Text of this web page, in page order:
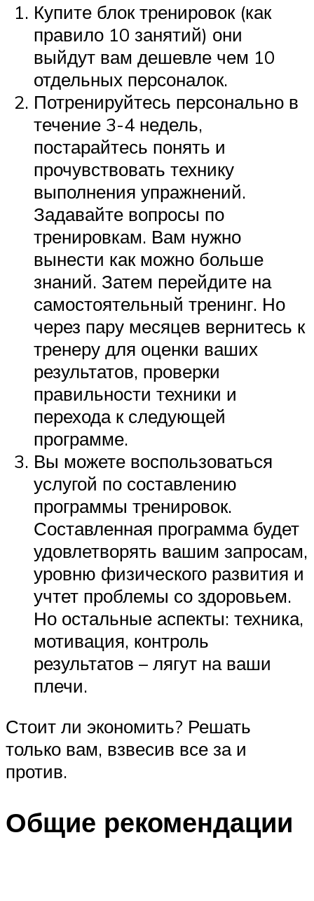
Купите блок тренировок (как
правило 10 занятий) они
выйдут вам дешевле чем 10
отдельных персоналок.
Потренируйтесь персонально в
течение 3-4 недель,
постарайтесь понять и
прочувствовать технику
выполнения упражнений.
Задавайте вопросы по
тренировкам. Вам нужно
вынести как можно больше
знаний. Затем перейдите на
самостоятельный тренинг. Но
через пару месяцев вернитесь к
тренеру для оценки ваших
результатов, проверки
правильности техники и
перехода к следующей
программе.
Вы можете воспользоваться
услугой по составлению
программы тренировок.
Составленная программа будет
удовлетворять вашим запросам,
уровню физического развития и
учтет проблемы со здоровьем.
Но остальные аспекты: техника,
мотивация, контроль
результатов – лягут на ваши
плечи.
Стоит ли экономить? Решать
только вам, взвесив все за и
против.
Общие рекомендации